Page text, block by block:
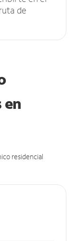
de
en
residencial